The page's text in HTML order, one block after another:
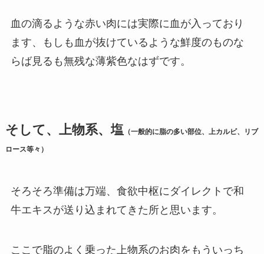
血の滴るような赤い肉には実際に血が入っており
ます、もしも血が抜けているような鮮度のものな
らば見るも無残な薄紫色なはずです。
そして、上物系、塩 （一般的に脂の多い部位、上カルビ、リブ
ロース等々）
そろそろ準備は万端、食欲中枢にダイレクトで和
牛エキスが送り込まれてきた所と思います。
ここで脂のよく乗った上物系のお肉をもういっち